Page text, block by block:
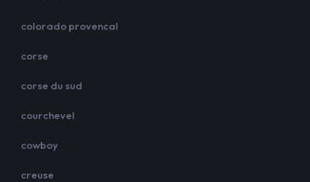
colorado provencal
corse
corse du sud
courchevel
cowboy
creuse